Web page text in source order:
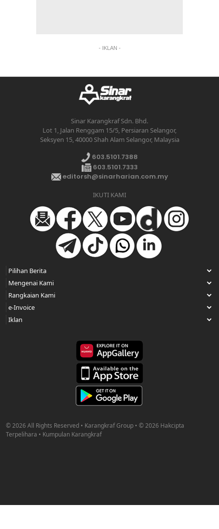
- IKLAN -
Sinar Karangkraf Sdn. Bhd.
Lot 1, Jalan Renggam 15/5, Persiaran Selangor,
Seksyen 15, 40000 Shah Alam Selangor, Malaysia
603.5101.7388
603.5101.7333
editorsh@sinarharian.com.my
IKUTI KAMI
© 2026 All Rights Reserved • Karangkraf Group • © 2026 Hakcipta
Terpelihara • Kumpulan Karangkraf